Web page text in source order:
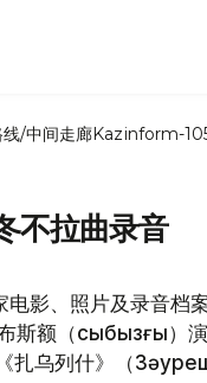
/中间走廊Kazinform-
不拉曲录音
电影、照片及录音档
斯额（сыбызғы）
扎乌列什》（